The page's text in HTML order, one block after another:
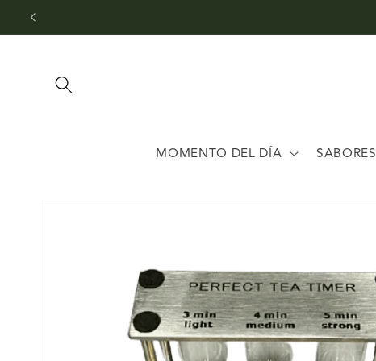
directamente
al contenido
MOMENTO DEL DÍA SABORES